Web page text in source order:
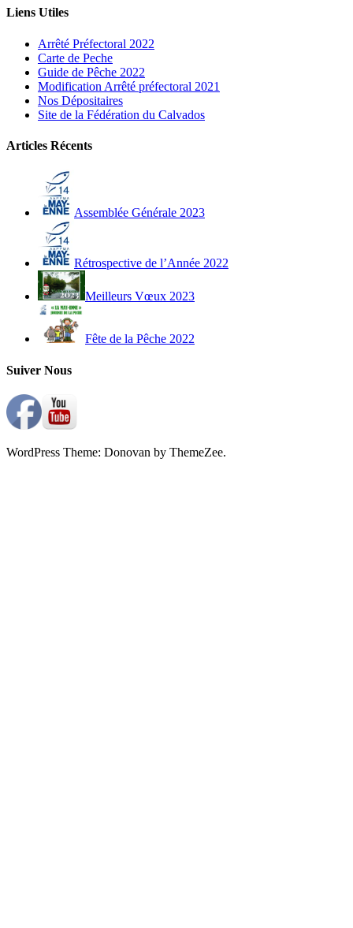
Liens Utiles
Arrêté Préfectoral 2022
Carte de Peche
Guide de Pêche 2022
Modification Arrêté préfectoral 2021
Nos Dépositaires
Site de la Fédération du Calvados
Articles Récents
Assemblée Générale 2023
Rétrospective de l’Année 2022
Meilleurs Vœux 2023
Fête de la Pêche 2022
Suiver Nous
WordPress Theme: Donovan by ThemeZee.